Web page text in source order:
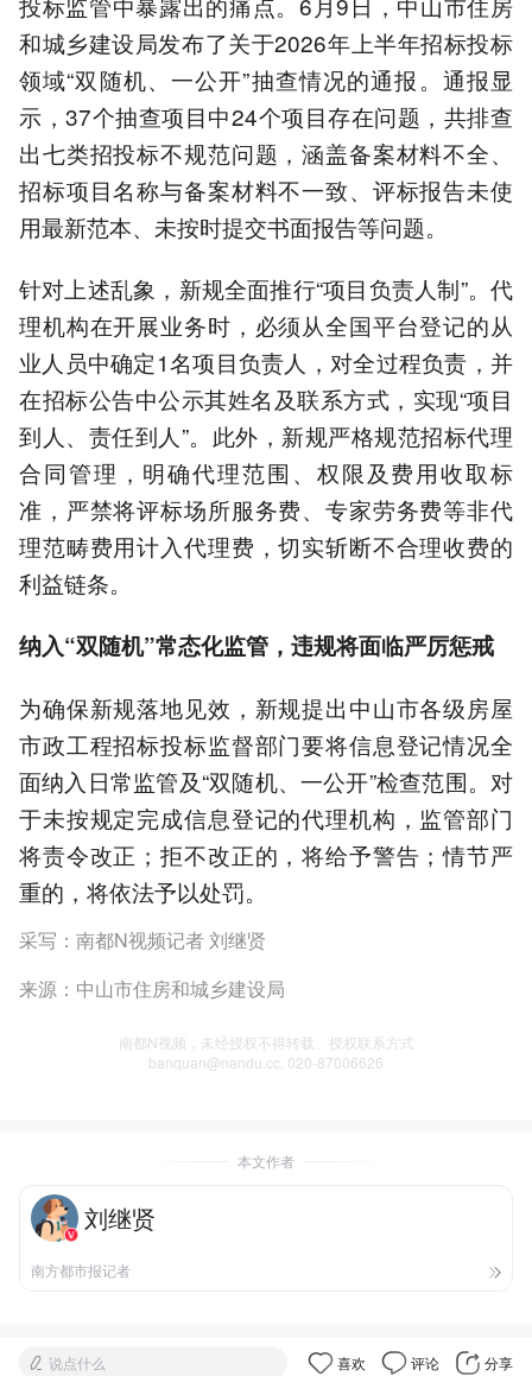
和城乡建设局发布了关于2026年上半年招标投标
领域“双随机、一公开”抽查情况的通报。通报显
示，37个抽查项目中24个项目存在问题，共排查
出七类招投标不规范问题，涵盖备案材料不全、
招标项目名称与备案材料不一致、评标报告未使
用最新范本、未按时提交书面报告等问题。
针对上述乱象，新规全面推行“项目负责人制”。代
理机构在开展业务时，必须从全国平台登记的从
业人员中确定1名项目负责人，对全过程负责，并
在招标公告中公示其姓名及联系方式，实现“项目
到人、责任到人”。此外，新规严格规范招标代理
合同管理，明确代理范围、权限及费用收取标
准，严禁将评标场所服务费、专家劳务费等非代
理范畴费用计入代理费，切实斩断不合理收费的
利益链条。
纳入“双随机”常态化监管，违规将面临严厉惩戒
为确保新规落地见效，新规提出中山市各级房屋
市政工程招标投标监督部门要将信息登记情况全
面纳入日常监管及“双随机、一公开”检查范围。对
于未按规定完成信息登记的代理机构，监管部门
将责令改正；拒不改正的，将给予警告；情节严
重的，将依法予以处罚。
采写：南都N视频记者 刘继贤
来源：中山市住房和城乡建设局
南都N视频，未经授权不得转载、授权联系方式
banquan@nandu.cc. 020-87006626
本文作者
刘继贤
南方都市报记者
说点什么 喜欢 评论 分享